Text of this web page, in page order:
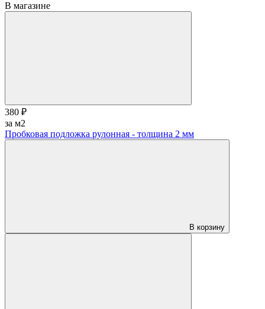
В магазине
380 ₽
за м2
Пробковая подложка рулонная - толщина 2 мм
В корзину